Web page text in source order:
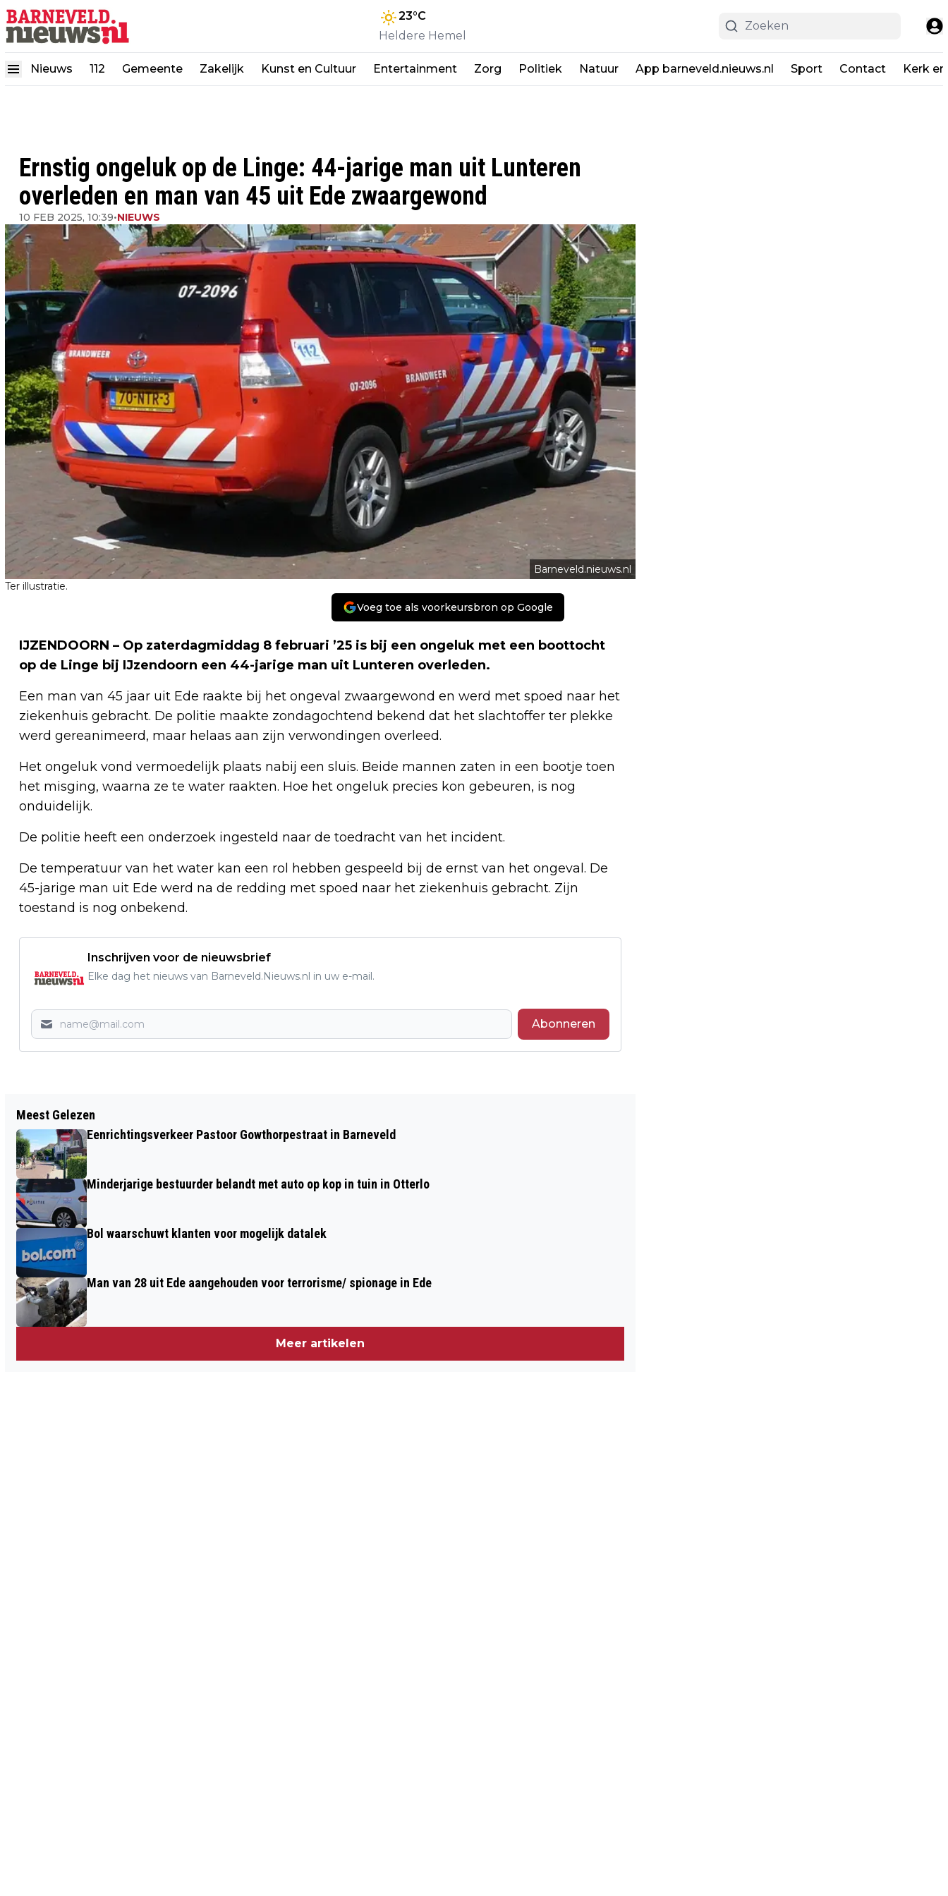
23°C
Heldere Hemel
Nieuws 112 Gemeente Zakelijk Kunst en Cultuur Entertainment Zorg Politiek Natuur App barneveld.nieuws.nl Sport Contact Kerk
Ernstig ongeluk op de Linge: 44-jarige man uit Lunteren
overleden en man van 45 uit Ede zwaargewond
10 FEB 2025, 10:39•NIEUWS
Barneveld.nieuws.nl
Ter illustratie.
Voeg toe als voorkeursbron op Google
IJZENDOORN – Op zaterdagmiddag 8 februari ’25 is bij een ongeluk met een boottocht
op de Linge bij IJzendoorn een 44-jarige man uit Lunteren overleden.
Een man van 45 jaar uit Ede raakte bij het ongeval zwaargewond en werd met spoed naar het
ziekenhuis gebracht. De politie maakte zondagochtend bekend dat het slachtoffer ter plekke
werd gereanimeerd, maar helaas aan zijn verwondingen overleed.
Het ongeluk vond vermoedelijk plaats nabij een sluis. Beide mannen zaten in een bootje toen
het misging, waarna ze te water raakten. Hoe het ongeluk precies kon gebeuren, is nog
onduidelijk.
De politie heeft een onderzoek ingesteld naar de toedracht van het incident.
De temperatuur van het water kan een rol hebben gespeeld bij de ernst van het ongeval. De
45-jarige man uit Ede werd na de redding met spoed naar het ziekenhuis gebracht. Zijn
toestand is nog onbekend.
Inschrijven voor de nieuwsbrief
Elke dag het nieuws van Barneveld.Nieuws.nl in uw e-mail.
Abonneren
RESTAURANT ‘AAN TAFEL’ IN
LUNTEREN: WAAR SAMENKOMEN
CENTRAAL STAAT
SCOOTERRIJDERS IN BARNEVELD
Meest Gelezen
Eenrichtingsverkeer Pastoor Gowthorpestraat in Barneveld
Minderjarige bestuurder belandt met auto op kop in tuin in Otterlo
Bol waarschuwt klanten voor mogelijk datalek
Man van 28 uit Ede aangehouden voor terrorisme/ spionage in Ede
Meer artikelen